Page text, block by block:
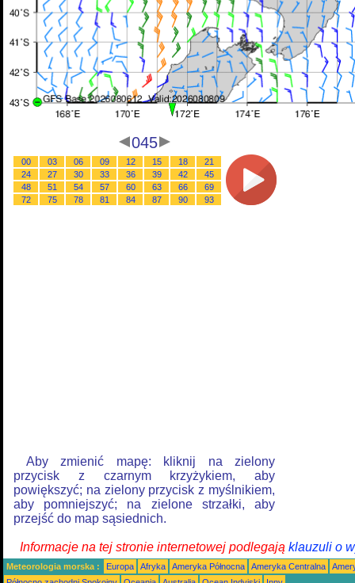
045
00 03 06 09 12 15 18
21
24
27 30 33 36 39 42
45
48
51 54 57 60 63 66
69
72
75 78 81 84 87 90 93
Aby zmienić mapę: kliknij na zielony
przycisk z czarnym krzyżykiem, aby
powiększyć; na zielony przycisk z myślnikiem,
aby pomniejszyć; na zielone strzałki, aby
przejść do map sąsiednich.
Informacje na tej stronie internetowej podlegają klauzuli o
Meteorologia morska : Europa Afryka Ameryka Północna Ameryka Centralna